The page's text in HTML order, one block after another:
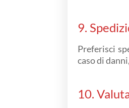
9.
Preferisci
caso di
10.